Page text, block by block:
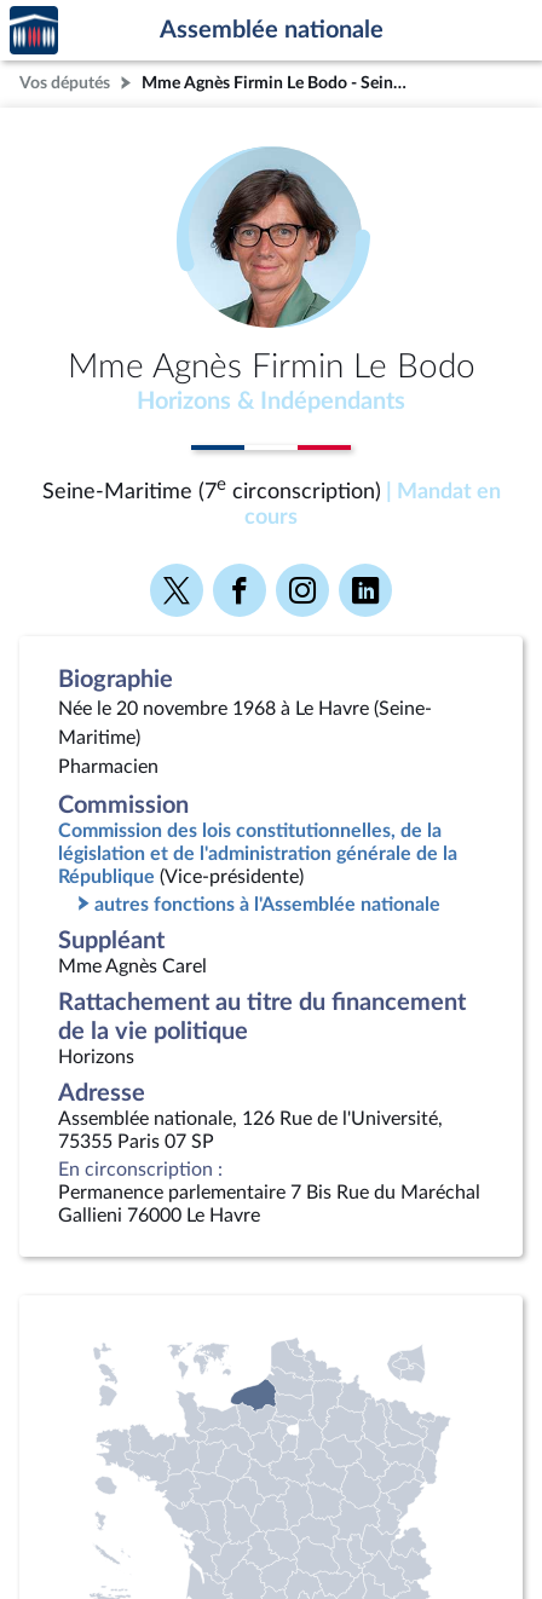
Aller au contenu
Aller en bas de la page
Accèder
à la
page
d'accueil
Assemblée nationale
Vos députés Mme Agnès Firmin Le Bodo - Seine-Maritime (7e circonscription)
Mme Agnès Firmin Le Bodo
Horizons & Indépendants
Seine-Maritime (7ecirconscription)
| Mandat en
cours
Voir
la
Voir
la
Voir
la
Voir
la
Biographie
Née le 20 novembre 1968 à Le Havre (Seine-
Maritime)
Pharmacien
Commission
Commission des lois constitutionnelles, de la
législation et de l'administration générale de la
République (Vice-présidente)
autres fonctions à l'Assemblée nationale
Suppléant
Mme Agnès Carel
Rattachement au titre du financement
de la vie politique
Horizons
Adresse
Assemblée nationale, 126 Rue de l'Université,
75355 Paris 07 SP
En circonscription :
Permanence parlementaire 7 Bis Rue du Maréchal
Gallieni 76000 Le Havre